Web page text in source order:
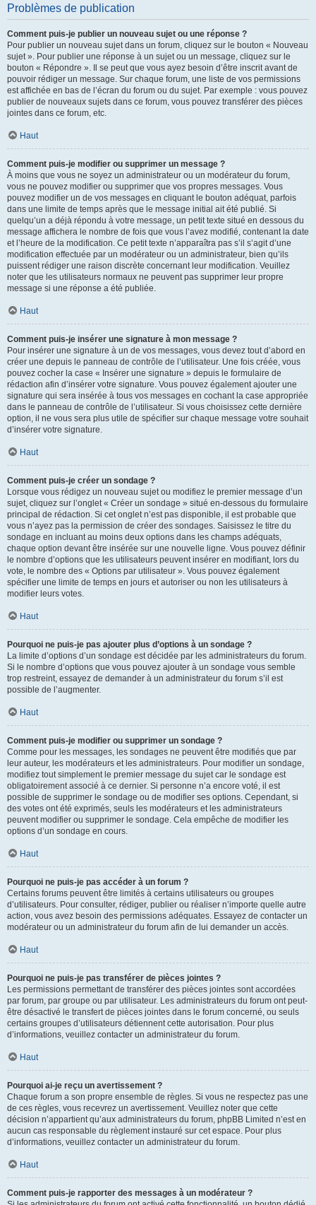
Problèmes de publication
Comment puis-je publier un nouveau sujet ou une réponse ?
Pour publier un nouveau sujet dans un forum, cliquez sur le bouton « Nouveau
sujet ». Pour publier une réponse à un sujet ou un message, cliquez sur le
bouton « Répondre ». Il se peut que vous ayez besoin d’être inscrit avant de
pouvoir rédiger un message. Sur chaque forum, une liste de vos permissions
est affichée en bas de l’écran du forum ou du sujet. Par exemple : vous pouvez
publier de nouveaux sujets dans ce forum, vous pouvez transférer des pièces
jointes dans ce forum, etc.
Haut
Comment puis-je modifier ou supprimer un message ?
À moins que vous ne soyez un administrateur ou un modérateur du forum,
vous ne pouvez modifier ou supprimer que vos propres messages. Vous
pouvez modifier un de vos messages en cliquant le bouton adéquat, parfois
dans une limite de temps après que le message initial ait été publié. Si
quelqu’un a déjà répondu à votre message, un petit texte situé en dessous du
message affichera le nombre de fois que vous l’avez modifié, contenant la date
et l’heure de la modification. Ce petit texte n’apparaîtra pas s’il s’agit d’une
modification effectuée par un modérateur ou un administrateur, bien qu’ils
puissent rédiger une raison discrète concernant leur modification. Veuillez
noter que les utilisateurs normaux ne peuvent pas supprimer leur propre
message si une réponse a été publiée.
Haut
Comment puis-je insérer une signature à mon message ?
Pour insérer une signature à un de vos messages, vous devez tout d’abord en
créer une depuis le panneau de contrôle de l’utilisateur. Une fois créée, vous
pouvez cocher la case « Insérer une signature » depuis le formulaire de
rédaction afin d’insérer votre signature. Vous pouvez également ajouter une
signature qui sera insérée à tous vos messages en cochant la case appropriée
dans le panneau de contrôle de l’utilisateur. Si vous choisissez cette dernière
option, il ne vous sera plus utile de spécifier sur chaque message votre souhait
d’insérer votre signature.
Haut
Comment puis-je créer un sondage ?
Lorsque vous rédigez un nouveau sujet ou modifiez le premier message d’un
sujet, cliquez sur l’onglet « Créer un sondage » situé en-dessous du formulaire
principal de rédaction. Si cet onglet n’est pas disponible, il est probable que
vous n’ayez pas la permission de créer des sondages. Saisissez le titre du
sondage en incluant au moins deux options dans les champs adéquats,
chaque option devant être insérée sur une nouvelle ligne. Vous pouvez définir
le nombre d’options que les utilisateurs peuvent insérer en modifiant, lors du
vote, le nombre des « Options par utilisateur ». Vous pouvez également
spécifier une limite de temps en jours et autoriser ou non les utilisateurs à
modifier leurs votes.
Haut
Pourquoi ne puis-je pas ajouter plus d’options à un sondage ?
La limite d’options d’un sondage est décidée par les administrateurs du forum.
Si le nombre d’options que vous pouvez ajouter à un sondage vous semble
trop restreint, essayez de demander à un administrateur du forum s’il est
possible de l’augmenter.
Haut
Comment puis-je modifier ou supprimer un sondage ?
Comme pour les messages, les sondages ne peuvent être modifiés que par
leur auteur, les modérateurs et les administrateurs. Pour modifier un sondage,
modifiez tout simplement le premier message du sujet car le sondage est
obligatoirement associé à ce dernier. Si personne n’a encore voté, il est
possible de supprimer le sondage ou de modifier ses options. Cependant, si
des votes ont été exprimés, seuls les modérateurs et les administrateurs
peuvent modifier ou supprimer le sondage. Cela empêche de modifier les
options d’un sondage en cours.
Haut
Pourquoi ne puis-je pas accéder à un forum ?
Certains forums peuvent être limités à certains utilisateurs ou groupes
d’utilisateurs. Pour consulter, rédiger, publier ou réaliser n’importe quelle autre
action, vous avez besoin des permissions adéquates. Essayez de contacter un
modérateur ou un administrateur du forum afin de lui demander un accès.
Haut
Pourquoi ne puis-je pas transférer de pièces jointes ?
Les permissions permettant de transférer des pièces jointes sont accordées
par forum, par groupe ou par utilisateur. Les administrateurs du forum ont peut-
être désactivé le transfert de pièces jointes dans le forum concerné, ou seuls
certains groupes d’utilisateurs détiennent cette autorisation. Pour plus
d’informations, veuillez contacter un administrateur du forum.
Haut
Pourquoi ai-je reçu un avertissement ?
Chaque forum a son propre ensemble de règles. Si vous ne respectez pas une
de ces règles, vous recevrez un avertissement. Veuillez noter que cette
décision n’appartient qu’aux administrateurs du forum, phpBB Limited n’est en
aucun cas responsable du règlement instauré sur cet espace. Pour plus
d’informations, veuillez contacter un administrateur du forum.
Haut
Comment puis-je rapporter des messages à un modérateur ?